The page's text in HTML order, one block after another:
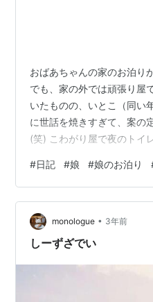
おばあちゃんの家のお泊り
でも、家の外では頑張り屋
いたものの、いとこ（同い
に世話を焼きすぎて、案の
(笑) こわがり屋で夜のトイ
小学校3年生だけど、まだ
けがんばって奮闘したのか
まに揺られて少し寝て、帰
ながら夕食を食べてお風呂
す夜も「ねむたーーーーい
#日記 #娘 #娘のお泊り
monologue • 3年前
しーずざでい